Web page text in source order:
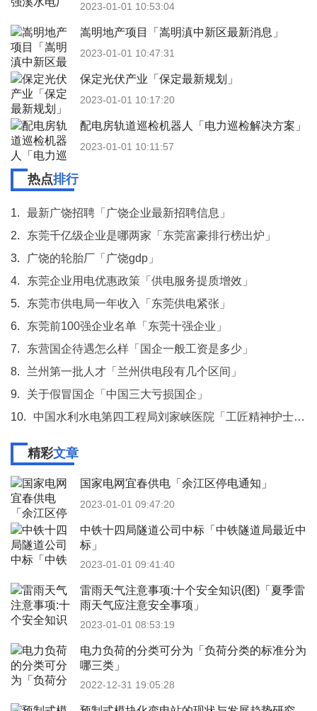
2023-01-01 10:53:04
嵩明地产项目「嵩明滇中新区最新消息」
2023-01-01 10:47:31
保定光伏产业「保定最新规划」
2023-01-01 10:17:20
配电房轨道巡检机器人「电力巡检解决方案」
2023-01-01 10:11:57
热点排行
1.
最新广饶招聘「广饶企业最新招聘信息」
2.
东莞千亿级企业是哪两家「东莞富豪排行榜出炉」
3.
广饶的轮胎厂「广饶gdp」
4.
东莞企业用电优惠政策「供电服务提质增效」
5.
东莞市供电局一年收入「东莞供电紧张」
6.
东莞前100强企业名单「东莞十强企业」
7.
东营国企待遇怎么样「国企一般工资是多少」
8.
兰州第一批人才「兰州供电段有几个区间」
9.
关于假冒国企「中国三大亏损国企」
10.
中国水利水电第四工程局刘家峡医院「工匠精神护士篇」
精彩文章
国家电网宜春供电「余江区停电通知」
2023-01-01 09:47:20
中铁十四局隧道公司中标「中铁隧道局最近中
标」
2023-01-01 09:41:40
雷雨天气注意事项:十个安全知识(图)「夏季雷
雨天气应注意安全事项」
2023-01-01 08:53:19
电力负荷的分类可分为「负荷分类的标准分为
哪三类」
2022-12-31 19:05:28